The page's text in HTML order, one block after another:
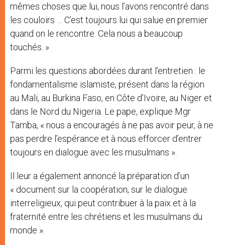
mêmes choses que lui, nous l’avons rencontré dans
les couloirs … C’est toujours lui qui salue en premier
quand on le rencontre. Cela nous a beaucoup
touchés. »
Parmi les questions abordées durant l’entretien : le
fondamentalisme islamiste, présent dans la région
au Mali, au Burkina Faso, en Côte d’Ivoire, au Niger et
dans le Nord du Nigeria. Le pape, explique Mgr
Tamba, « nous a encouragés à ne pas avoir peur, à ne
pas perdre l’espérance et à nous efforcer d’entrer
toujours en dialogue avec les musulmans ».
Il leur a également annoncé la préparation d’un
« document sur la coopération, sur le dialogue
interreligieux, qui peut contribuer à la paix et à la
fraternité entre les chrétiens et les musulmans du
monde ».